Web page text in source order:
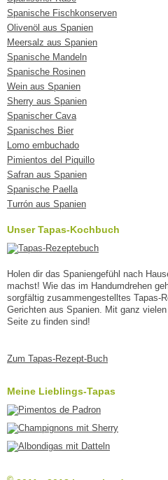
Spanische Fischkonserven
Olivenöl aus Spanien
Meersalz aus Spanien
Spanische Mandeln
Spanische Rosinen
Wein aus Spanien
Sherry aus Spanien
Spanischer Cava
Spanisches Bier
Lomo embuchado
Pimientos del Piquillo
Safran aus Spanien
Spanische Paella
Turrón aus Spanien
Unser Tapas-Kochbuch
Holen dir das Spaniengefühl nach
machst! Wie das im Handumdrehen
sorgfältig zusammengestelltes Tapas-
Gerichten aus Spanien. Mit ganz
Seite zu finden sind!
Zum Tapas-Rezept-Buch
Meine Lieblings-Tapas